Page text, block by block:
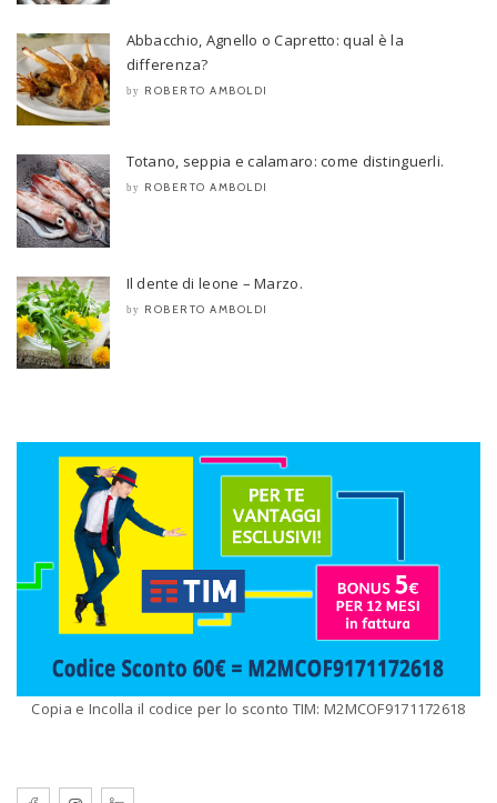
Abbacchio, Agnello o Capretto: qual è la
differenza?
by ROBERTO AMBOLDI
Totano, seppia e calamaro: come distinguerli.
by ROBERTO AMBOLDI
Il dente di leone – Marzo.
by ROBERTO AMBOLDI
Copia e Incolla il codice per lo sconto TIM: M2MCOF9171172618